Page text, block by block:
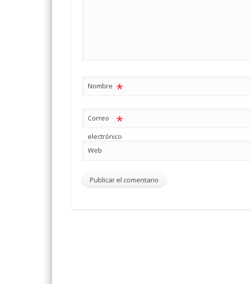
Nombre *
Correo
electrónico
*
Web